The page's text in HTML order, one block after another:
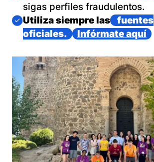
sigas perfiles fraudulentos.
Imagen
Utiliza siempre las
fuentes
oficiales.
Infórmate aquí